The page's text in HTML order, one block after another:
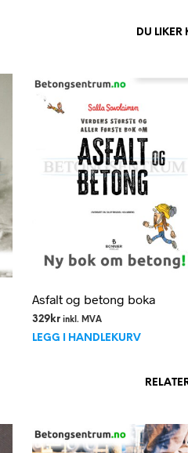
DU
Asfalt og betong boka
329 kr inkl. MVA
LEGG I HANDLEKURV